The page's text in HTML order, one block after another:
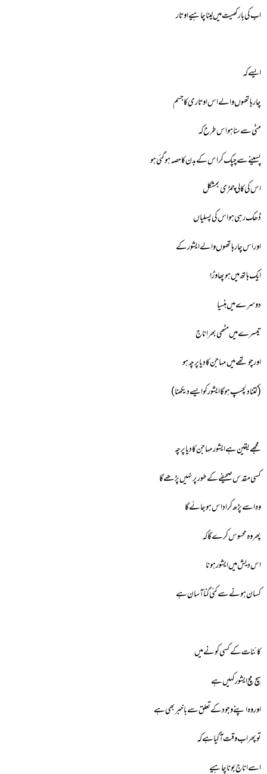
اب کی بار کھیت میں لینا چاہیے اوتار
ایسے کہ
چار ہاتھوں والے اس اوتاری کا جسم
مٹی سے سنا ہو اس طرح کہ
پسینے سے چپک کر اس کے بدن کا حصہ ہوگئی ہو
اس کی کالی چمڑی بمشکل
ڈھک رہی ہو اس کی پسلیاں
اور اس چار ہاتھوں والے ایشور کے
ایک ہاتھ میں ہو پھاوڑا
دوسرےمیں ہنسیا
تیسرے میں مٹھی بھر اناج
اور چوتھے میں مہاجن کا دیا پرچہ ہو
(کتنا دلچسپ ہوگا ایشور کو ایسے دیکھنا)
مجھے یقین ہے ایشور مہاجن کا دیا پرچہ
کسی مقدس صحیفے کے طور پر نہیں پڑھے گا
وہ اسے پڑھ کر اداس ہوجائے گا
پھر وہ محسوس کرے گا کہ
اس دیش میں ایشور ہونا
کسان ہونے سے کئی گنا آسان ہے
کائنات کے کسی کونےمیں
سچ مچ ایشور کہیں ہے
اور وہ اپنے وجود کے تعلق سے باخبر بھی ہے
تو پھر اب وقت آگیا ہے کہ
اسے اناج بونا چاہیے